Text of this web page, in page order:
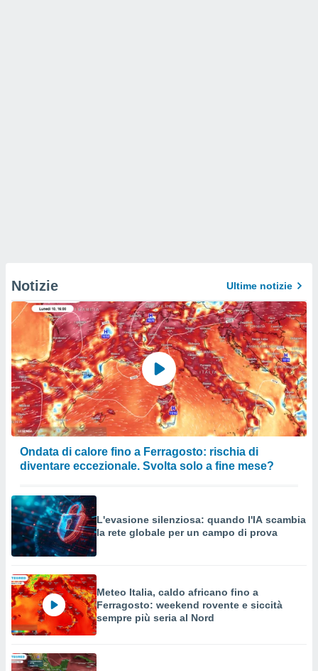
Notizie Ultime notizie
Ondata di calore fino a Ferragosto: rischia di
diventare eccezionale. Svolta solo a fine mese?
L'evasione silenziosa: quando l'IA scambia
la rete globale per un campo di prova
Meteo Italia, caldo africano fino a
Ferragosto: weekend rovente e siccità
sempre più seria al Nord